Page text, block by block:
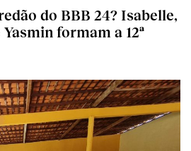
do BBB 24? Isabelle,
formam a 12ª